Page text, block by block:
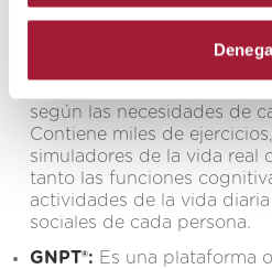
Nuestros profesionales
personalizadas para que
según las necesidades de
Contiene miles de
simuladores de la vida real
tanto las funciones
actividades de la vida
sociales de cada persona.
GNPT®: Es una plataforma